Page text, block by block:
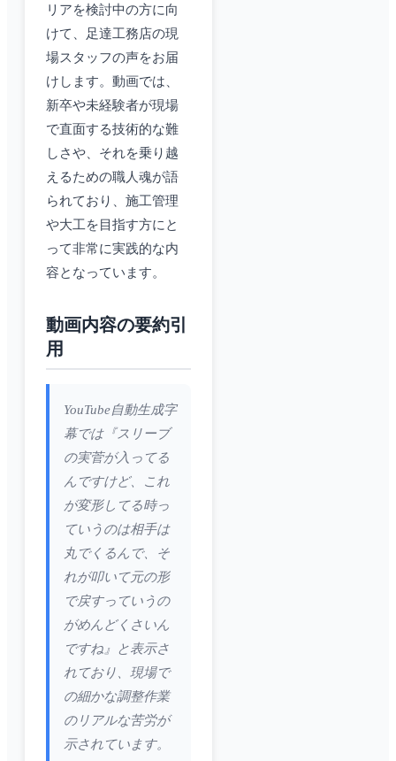
リアを検討中の方に向
けて、足達工務店の現
場スタッフの声をお届
けします。動画では、
新卒や未経験者が現場
で直面する技術的な難
しさや、それを乗り越
えるための職人魂が語
られており、施工管理
や大工を目指す方にと
って非常に実践的な内
容となっています。
動画内容の要約引
用
YouTube自動生成字
幕では『スリーブ
の実菅が入ってる
んですけど、これ
が変形してる時っ
ていうのは相手は
丸でくるんで、そ
れが叩いて元の形
で戻すっていうの
がめんどくさいん
ですね』と表示さ
れており、現場で
の細かな調整作業
のリアルな苦労が
示されています。